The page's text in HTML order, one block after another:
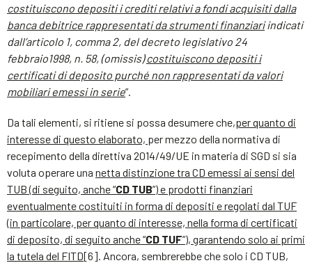
costituiscono depositi i crediti relativi a fondi acquisiti dalla
banca debitrice rappresentati da strumenti finanziariindicati
dall’articolo 1, comma 2, del decreto legislativo 24
febbraio1998, n. 58, (omissis)costituiscono depositi i
certificati di deposito purché non rappresentati da valori
mobiliari emessi in serie”.
Da tali elementi, si ritiene si possa desumere che,per quanto di
interesse di questo elaborato, per mezzo della normativa di
recepimento della direttiva 2014/49/UE in materia di SGD si sia
voluta operare una netta distinzione tra CD emessi ai sensi del
TUB (di seguito, anche “CD TUB”) e prodotti finanziari
eventualmente costituiti in forma di depositi e regolati dal TUF
(in particolare, per quanto di interesse, nella forma di certificati
di deposito, di seguito anche “CD TUF”), garantendo solo ai primi
la tutela del FITD[6]. Ancora, sembrerebbe che solo i CD TUB,